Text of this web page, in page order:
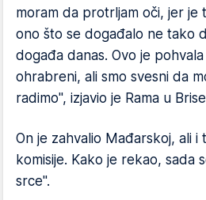
moram da protrljam oči, jer je
ono što se događalo ne tako
događa danas. Ovo je
ohrabreni, ali smo svesni da
radimo", izjavio je Rama u
On je zahvalio Mađarskoj, ali i
komisije. Kako je rekao, sada
srce".